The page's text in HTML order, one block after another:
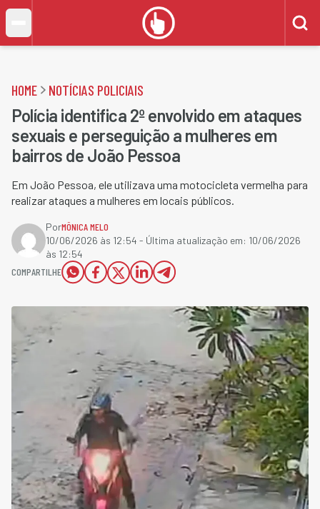
HOME NOTÍCIAS POLICIAIS
Polícia identifica 2º envolvido em ataques
sexuais e perseguição a mulheres em
bairros de João Pessoa
Em João Pessoa, ele utilizava uma motocicleta vermelha para
realizar ataques a mulheres em locais públicos.
PorMÔNICA MELO
10/06/2026 às 12:54 - Última atualização em: 10/06/2026
às 12:54
COMPARTILHE